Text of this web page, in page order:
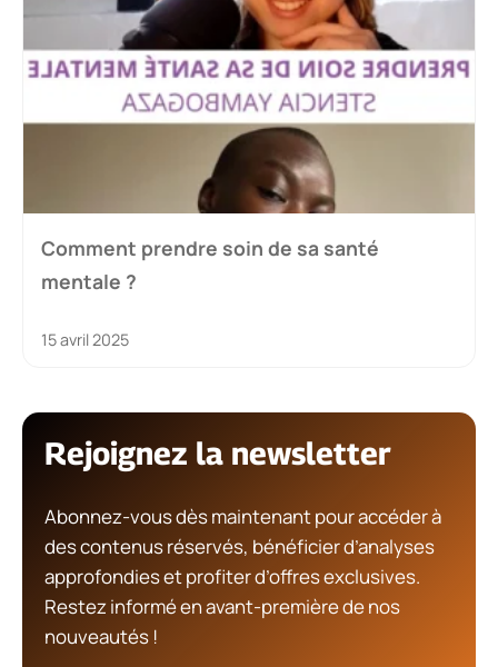
Comment prendre soin de sa santé
mentale ?
15 avril 2025
Rejoignez la newsletter
Abonnez-vous dès maintenant pour accéder à
des contenus réservés, bénéficier d’analyses
approfondies et profiter d’offres exclusives.
Restez informé en avant-première de nos
nouveautés !